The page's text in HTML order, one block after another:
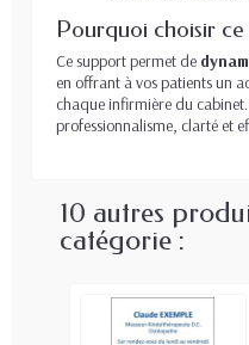
Pourquoi choisir
Ce support permet de
en offrant à vos patients un
chaque infirmière du
professionnalisme, clarté et
10 autres
catégorie :